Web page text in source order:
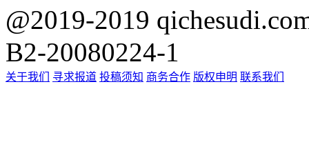
@2019-2019
B2-20080224-1
关于我们 寻求报道 投稿须知 商务合作 版权申明 联系我们